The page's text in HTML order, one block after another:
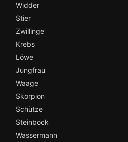
Widder
Stier
Zwillinge
Krebs
Löwe
Jungfrau
Waage
Skorpion
Schütze
Steinbock
Wassermann